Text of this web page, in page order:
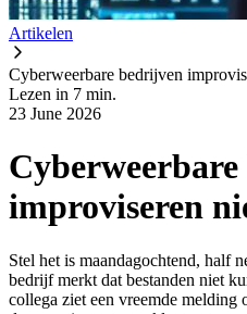
Artikelen
Cyberweerbare bedrijven
Lezen in 7 min.
23 June 2026
improviseren
Stel het is maandagochtend, half
bedrijf merkt dat bestanden niet
collega ziet een vreemde melding